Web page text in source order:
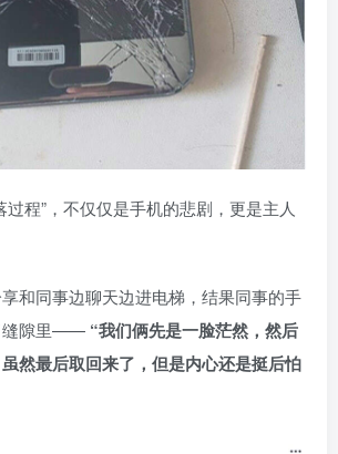
过程”，不仅仅是手机的悲剧，更是主人
和同事边聊天边进电梯，结果同事的手
缝隙里—— “我们俩先是一脸茫然，然后
然最后取回来了，但是内心还是挺后怕